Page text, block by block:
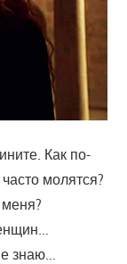
Как по-
молятся?
знаю…